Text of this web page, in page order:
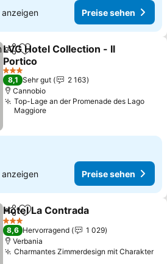
anzeigen Preise sehen
TeilenZu Favoriten hinzufügen
LVG Hotel Collection - Il
Portico
3 Sterne
8,1 Sehr gut
2 163
Cannobio
Top-Lage an der Promenade des Lago
Maggiore
anzeigen Preise sehen
TeilenZu Favoriten hinzufügen
Hotel La Contrada
3 Sterne
8,6 Hervorragend
1 029
Verbania
Charmantes Zimmerdesign mit Charakter